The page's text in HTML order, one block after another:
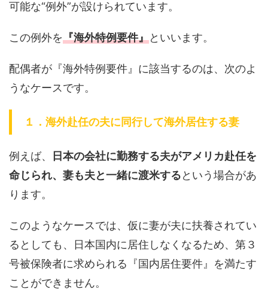
可能な“例外”が設けられています。
この例外を『海外特例要件』といいます。
配偶者が『海外特例要件』に該当するのは、次のよ
うなケースです。
１．海外赴任の夫に同行して海外居住する妻
例えば、
日本の会社に勤務する夫がアメリカ赴任を
命じられ、妻も夫と一緒に渡米するという場合があ
ります。
このようなケースでは、仮に妻が夫に扶養されてい
るとしても、日本国内に居住しなくなるため、第３
号被保険者に求められる『国内居住要件』を満たす
ことができません。